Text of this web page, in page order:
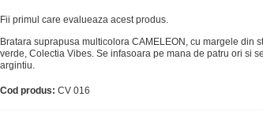
Fii primul care evalueaza acest produs.
Bratara suprapusa multicolora CAMELEON, cu margele din
verde, Colectia Vibes. Se infasoara pe mana de patru ori si
argintiu.
Cod produs: CV 016